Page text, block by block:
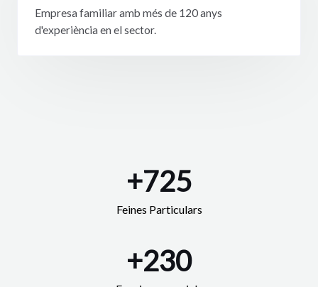
Empresa familiar amb més de 120 anys
d'experiència en el sector.
Feines Particulars
+725
+230